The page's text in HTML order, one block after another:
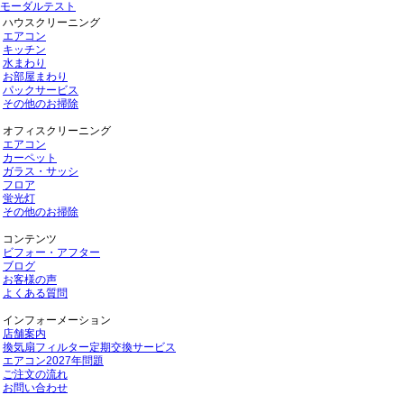
モーダルテスト
ハウスクリーニング
エアコン
キッチン
水まわり
お部屋まわり
パックサービス
その他のお掃除
オフィスクリーニング
エアコン
カーペット
ガラス・サッシ
フロア
蛍光灯
その他のお掃除
コンテンツ
ビフォー・アフター
ブログ
お客様の声
よくある質問
インフォーメーション
店舗案内
換気扇フィルター定期交換サービス
エアコン2027年問題
ご注文の流れ
お問い合わせ